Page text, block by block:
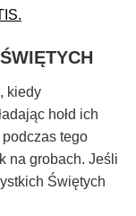
kiedy
hołd ich
tego
na grobach. Jeśli
Świętych